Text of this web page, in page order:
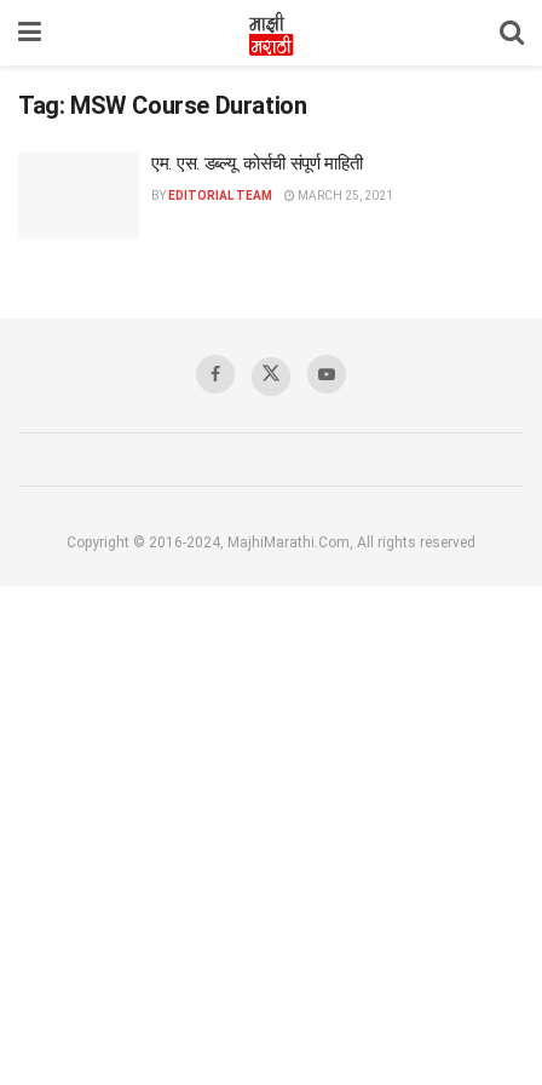
Tag: MSW Course Duration
एम. एस. डब्ल्यू. कोर्सची संपूर्ण माहिती
BY EDITORIAL TEAM MARCH 25, 2021
Copyright © 2016-2024, MajhiMarathi.Com, All rights reserved